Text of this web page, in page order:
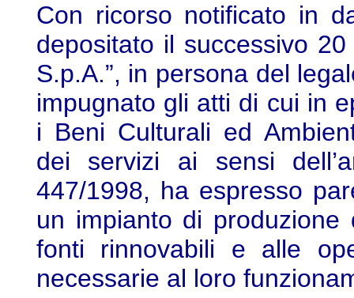
Con ricorso notificato in
depositato il successivo
S.p.A.”, in persona del
impugnato gli atti di cui in
i Beni Culturali ed
dei servizi ai sensi
447/1998, ha espresso
un impianto di
fonti rinnovabili e alle
necessarie al loro